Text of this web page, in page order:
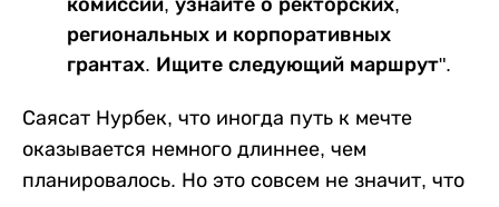
региональных и корпоративных
грантах. Ищите следующий маршрут".
Саясат Нурбек, что иногда путь к мечте
оказывается немного длиннее, чем
планировалось. Но это совсем не значит, что